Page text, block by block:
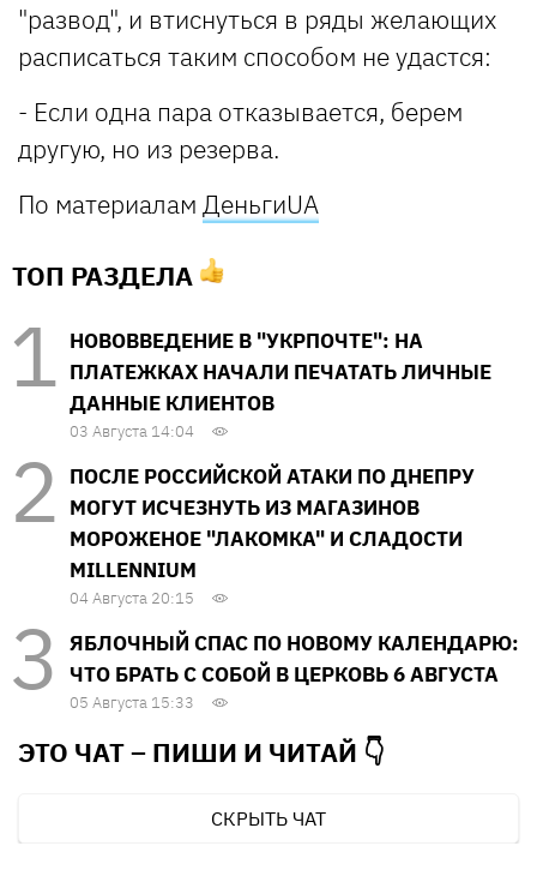
"развод", и втиснуться в ряды желающих
расписаться таким способом не удастся:
- Если одна пара отказывается, берем
другую, но из резерва.
По материалам ДеньгиUA
ТОП РАЗДЕЛА
НОВОВВЕДЕНИЕ В "УКРПОЧТЕ": НА
ПЛАТЕЖКАХ НАЧАЛИ ПЕЧАТАТЬ ЛИЧНЫЕ
ДАННЫЕ КЛИЕНТОВ
03 Августа 14:04
ПОСЛЕ РОССИЙСКОЙ АТАКИ ПО ДНЕПРУ
МОГУТ ИСЧЕЗНУТЬ ИЗ МАГАЗИНОВ
МОРОЖЕНОЕ "ЛАКОМКА" И СЛАДОСТИ
MILLENNIUM
04 Августа 20:15
ЯБЛОЧНЫЙ СПАС ПО НОВОМУ КАЛЕНДАРЮ:
ЧТО БРАТЬ С СОБОЙ В ЦЕРКОВЬ 6 АВГУСТА
05 Августа 15:33
ЭТО ЧАТ – ПИШИ И ЧИТАЙ 👇
СКРЫТЬ ЧАТ